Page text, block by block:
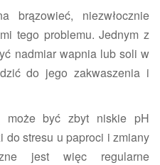
brązowieć, niezwłocznie
tego problemu. Jednym z
nadmiar wapnia lub soli w
do jego zakwaszenia i
może być zbyt niskie pH
do stresu u paproci i zmiany
jest więc regularne